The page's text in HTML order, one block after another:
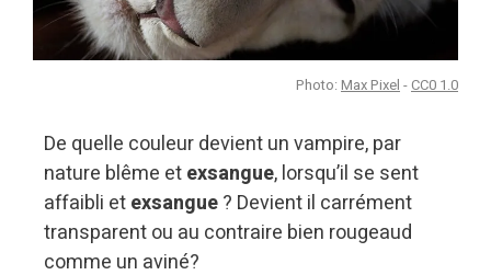
Photo: Max Pixel - CC0 1.0
De quelle couleur devient un vampire, par
nature blême etexsangue, lorsqu’il se sent
affaibli etexsangue? Devient il carrément
transparent ou au contraire bien rougeaud
comme un aviné?